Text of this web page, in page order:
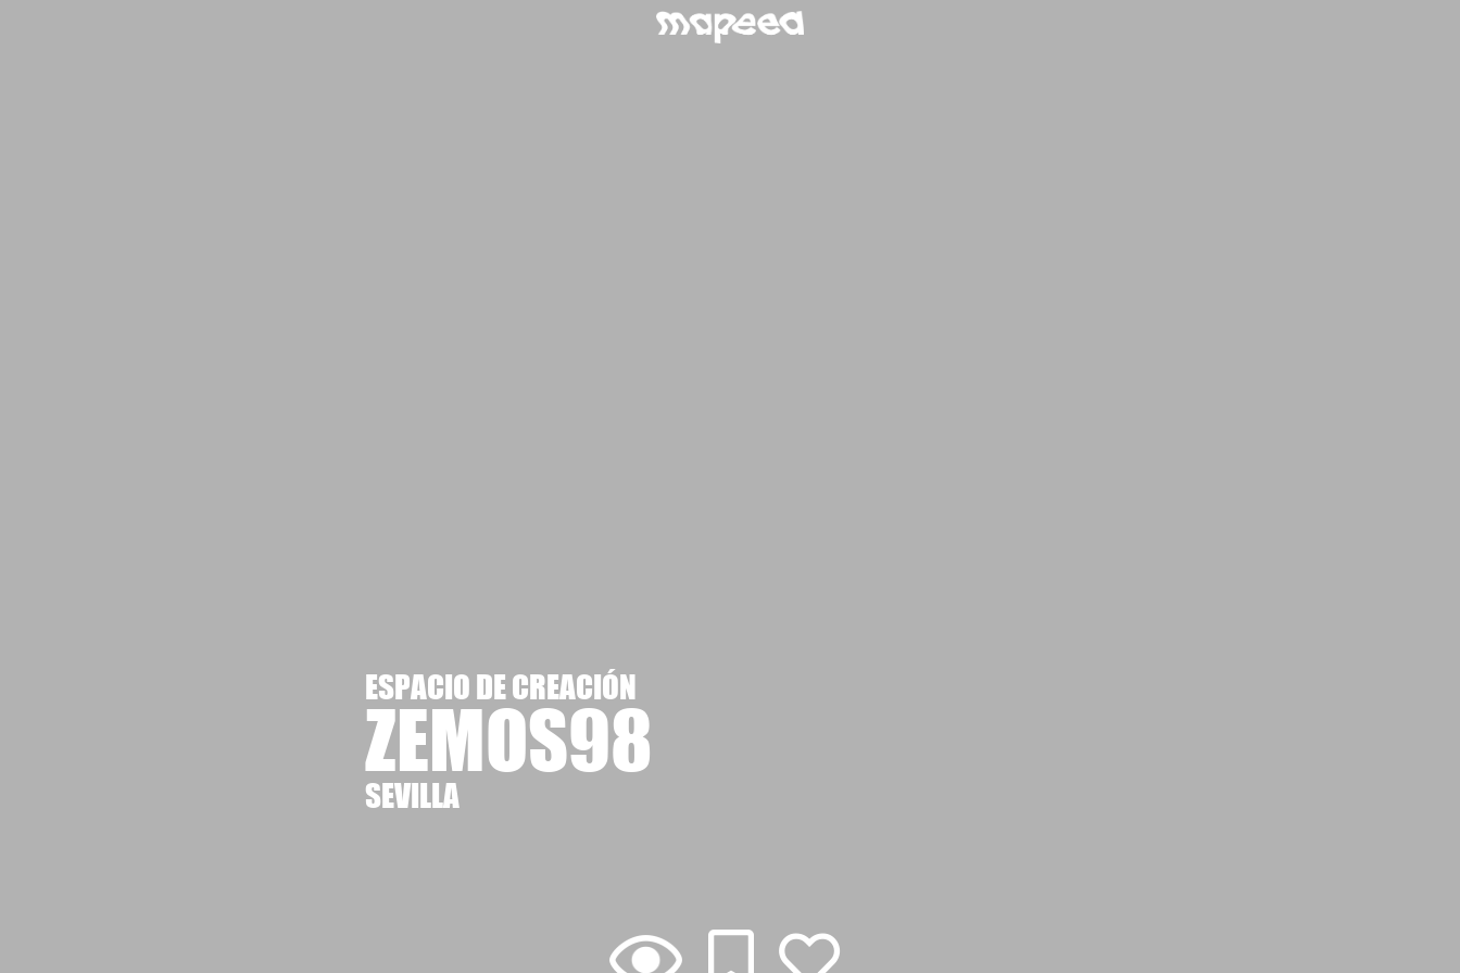
ESPACIO DE CREACIÓN
ZEMOS98
SEVILLA